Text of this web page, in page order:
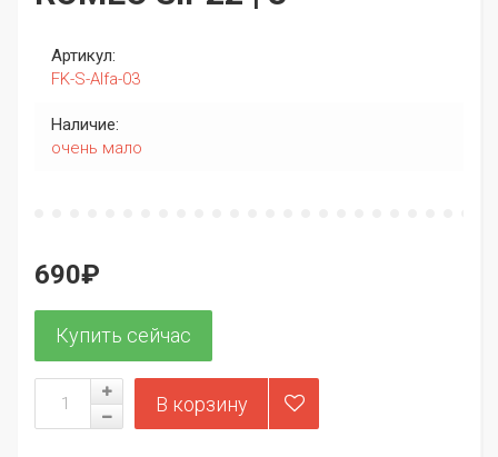
Артикул:
FK-S-Alfa-03
Наличие:
очень мало
690₽